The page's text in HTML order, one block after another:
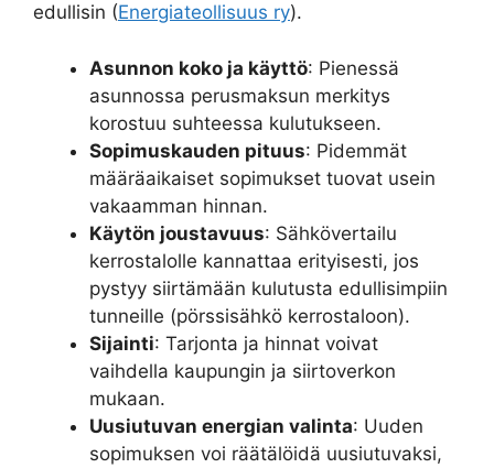
edullisin (Energiateollisuus ry).
Asunnon koko ja käyttö: Pienessä
asunnossa perusmaksun merkitys
korostuu suhteessa kulutukseen.
Sopimuskauden pituus: Pidemmät
määräaikaiset sopimukset tuovat usein
vakaamman hinnan.
Käytön joustavuus: Sähkövertailu
kerrostalolle kannattaa erityisesti, jos
pystyy siirtämään kulutusta edullisimpiin
tunneille (pörssisähkö kerrostaloon).
Sijainti: Tarjonta ja hinnat voivat
vaihdella kaupungin ja siirtoverkon
mukaan.
Uusiutuvan energian valinta: Uuden
sopimuksen voi räätälöidä uusiutuvaksi,